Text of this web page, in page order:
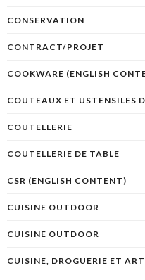
CONSERVATION
CONTRACT/PROJET
COOKWARE (ENGLISH
COUTEAUX ET USTENSILES
COUTELLERIE
COUTELLERIE DE TABLE
CSR (ENGLISH CONTENT)
CUISINE OUTDOOR
CUISINE OUTDOOR
CUISINE, DROGUERIE ET